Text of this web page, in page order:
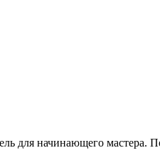
для начинающего мастера.